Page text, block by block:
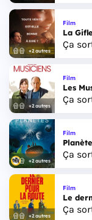
+2 autres
Film
La Gifle
Ça
+2 autres
Film
Les
Ça
+2 autres
Film
Ça
+2 autres
Film
Le
Ça